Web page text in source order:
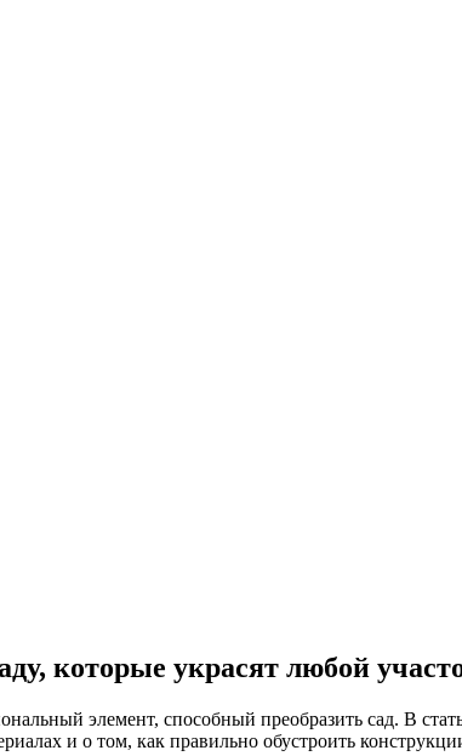
которые украсят любой
элемент, способный преобразить сад. В
и о том, как правильно обустроить